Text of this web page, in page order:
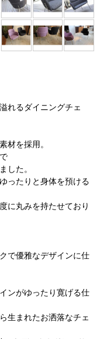
れるダイニングチェ
材を採用。
した。
ったりと身体を預ける
に丸みを持たせており
で優雅なデザインに仕
ンがゆったり寛げる仕
生まれたお洒落なチェ